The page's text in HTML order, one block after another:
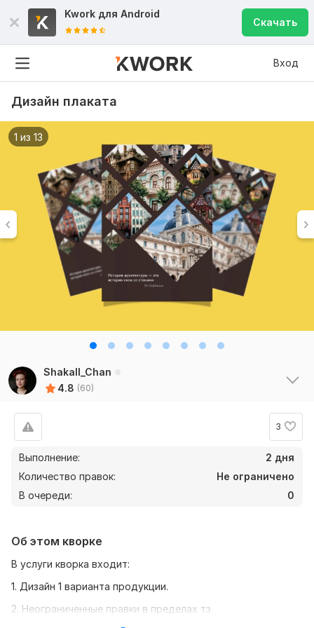
Kwork для Android
Скачать
Вход
Дизайн плаката
1 из 13
Shakall_Chan
4.8 (60)
3
Выполнение:
2 дня
Количество правок:
Не ограничено
В очереди:
0
Об этом кворке
В услуги кворка входит:
1. Дизайн 1 варианта продукции.
2. Неограниченные правки в пределах тз.